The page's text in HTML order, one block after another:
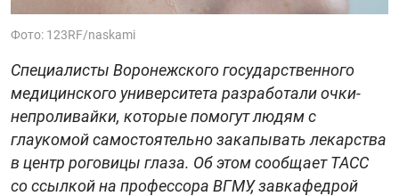
Фото: 123RF/naskami
Специалисты Воронежского государственного
медицинского университета разработали очки-
непроливайки, которые помогут людям с
глаукомой самостоятельно закапывать лекарства
в центр роговицы глаза. Об этом сообщает ТАСС
со ссылкой на профессора ВГМУ, завкафедрой